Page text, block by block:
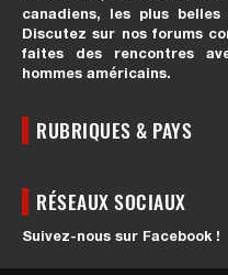
canadiens, les plus
Discutez sur nos forums
faites des rencontres
hommes américains.
RUBRIQUES & PAYS
RÉSEAUX SOCIAUX
Suivez-nous sur Facebook !